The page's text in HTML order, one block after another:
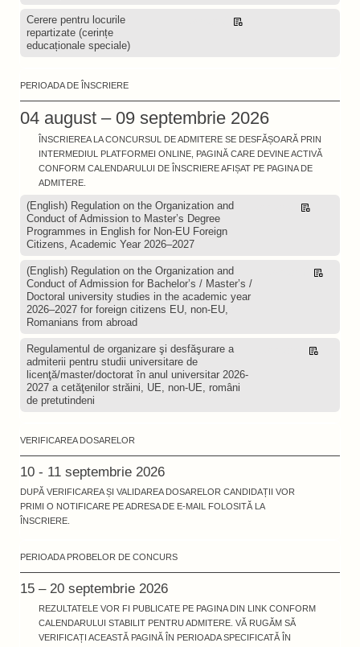
Cerere pentru locurile
repartizate (cerințe
educaționale speciale)
PERIOADA DE ÎNSCRIERE
04 august – 09 septembrie 2026
ÎNSCRIEREA LA CONCURSUL DE ADMITERE SE DESFĂȘOARĂ PRIN
INTERMEDIUL PLATFORMEI ONLINE, PAGINĂ CARE DEVINE ACTIVĂ
CONFORM CALENDARULUI DE ÎNSCRIERE AFIȘAT PE PAGINA DE
ADMITERE.
(English) Regulation on the Organization and
Conduct of Admission to Master’s Degree
Programmes in English for Non-EU Foreign
Citizens, Academic Year 2026–2027
(English) Regulation on the Organization and
Conduct of Admission for Bachelor’s / Master’s /
Doctoral university studies in the academic year
2026–2027 for foreign citizens EU, non-EU,
Romanians from abroad
Regulamentul de organizare şi desfăşurare a
admiterii pentru studii universitare de
licenţă/master/doctorat în anul universitar 2026-
2027 a cetăţenilor străini, UE, non-UE, români
de pretutindeni
VERIFICAREA DOSARELOR
10 - 11 septembrie 2026
DUPĂ VERIFICAREA ȘI VALIDAREA DOSARELOR CANDIDAȚII VOR
PRIMI O NOTIFICARE PE ADRESA DE E-MAIL FOLOSITĂ LA
ÎNSCRIERE.
PERIOADA PROBELOR DE CONCURS
15 – 20 septembrie 2026
REZULTATELE VOR FI PUBLICATE PE PAGINA DIN LINK CONFORM
CALENDARULUI STABILIT PENTRU ADMITERE. VĂ RUGĂM SĂ
VERIFICAȚI ACEASTĂ PAGINĂ ÎN PERIOADA SPECIFICATĂ ÎN